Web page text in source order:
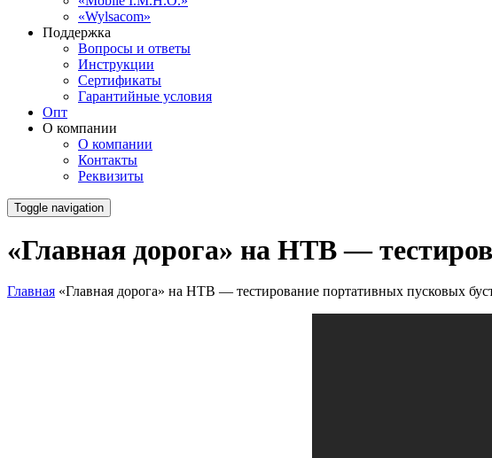
«Wylsacom»
Поддержка
Вопросы и ответы
Инструкции
Сертификаты
Гарантийные условия
Опт
О компании
О компании
Контакты
Реквизиты
Toggle navigation
«Главная дорога» на НТВ —
Главная «Главная дорога» на НТВ — тестирование портативных пусковых